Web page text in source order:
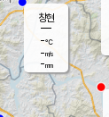
창현
-℃
-m/s
-mm